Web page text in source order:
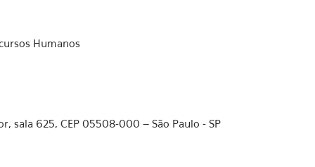
Humanos
sala 625, CEP 05508-000 – São Paulo - SP